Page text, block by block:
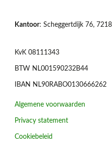
Kantoor: Scheggertdijk 76,
KvK 08111343
BTW NL001590232B44
IBAN NL90RABO0130666262
Algemene voorwaarden
Privacy statement
Cookiebeleid